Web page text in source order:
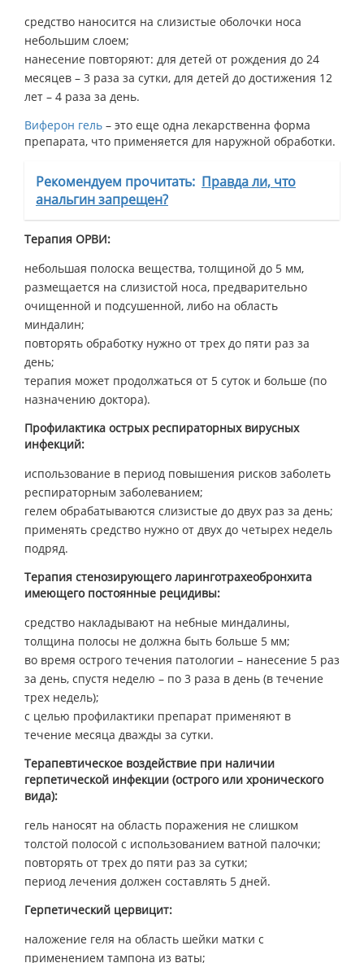
средство наносится на слизистые оболочки носа
небольшим слоем;
нанесение повторяют: для детей от рождения до 24
месяцев – 3 раза за сутки, для детей до достижения 12
лет – 4 раза за день.
Виферон гель – это еще одна лекарственна форма
препарата, что применяется для наружной обработки.
Рекомендуем прочитать: Правда ли, что
анальгин запрещен?
Терапия ОРВИ:
небольшая полоска вещества, толщиной до 5 мм,
размещается на слизистой носа, предварительно
очищенной и подсушенной, либо на область
миндалин;
повторять обработку нужно от трех до пяти раз за
день;
терапия может продолжаться от 5 суток и больше (по
назначению доктора).
Профилактика острых респираторных вирусных
инфекций:
использование в период повышения рисков заболеть
респираторным заболеванием;
гелем обрабатываются слизистые до двух раз за день;
применять средство нужно от двух до четырех недель
подряд.
Терапия стенозирующего ларинготрахеобронхита
имеющего постоянные рецидивы:
средство накладывают на небные миндалины,
толщина полосы не должна быть больше 5 мм;
во время острого течения патологии – нанесение 5 раз
за день, спустя неделю – по 3 раза в день (в течение
трех недель);
с целью профилактики препарат применяют в
течение месяца дважды за сутки.
Терапевтическое воздействие при наличии
герпетической инфекции (острого или хронического
вида):
гель наносят на область поражения не слишком
толстой полосой с использованием ватной палочки;
повторять от трех до пяти раз за сутки;
период лечения должен составлять 5 дней.
Герпетический цервицит:
наложение геля на область шейки матки с
применением тампона из ваты;